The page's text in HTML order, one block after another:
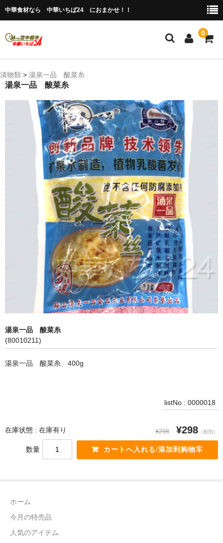
中華食材なら 中華いちば24 におまかせ！！
0
ホーム
人気のアイテム
商品ジャンル別
冷凍 肉類＆点心
冷蔵 惣菜＆食品
野菜＆果物
酒類
ピータン・塩漬け卵
電話カード
日本語
漬物類 > 湯泉一品 酸菜糸
湯泉一品 酸菜糸
湯泉一品 酸菜糸
(80010211)
湯泉一品 酸菜糸 400g
listNo : 0000018
在庫状態 : 在庫有り ¥298 ¥298 （税別）
数量
ホーム
今月の特売品
人気のアイテム